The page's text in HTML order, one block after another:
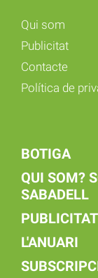
Qui som
Publicitat
Contacte
Política de
BOTIGA
QUI SOM?
SABADELL
L'ANUARI